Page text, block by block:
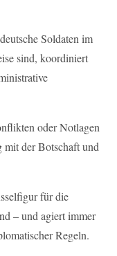
Soldaten im
sind, koordiniert
oder Notlagen
mit der Botschaft und
für die
– und agiert immer
Regeln.